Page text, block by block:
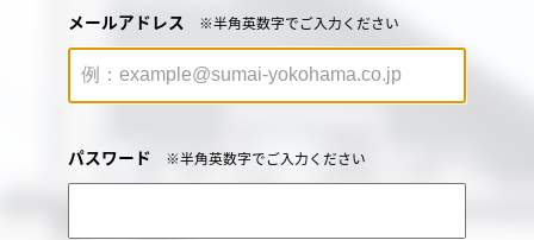
メールアドレス ※半角英数字でご入力ください
パスワード ※半角英数字でご入力ください